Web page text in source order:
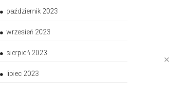
✕
październik 2023
wrzesień 2023
sierpień 2023
lipiec 2023